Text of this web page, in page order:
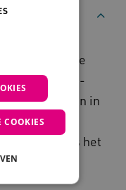
volgens de
De OER-
van werken in
het
mensen als het
COOKIES